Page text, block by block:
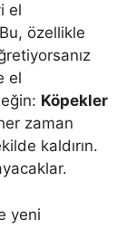
el
özellikle
el
Köpekler
zaman
kaldırın.
yeni